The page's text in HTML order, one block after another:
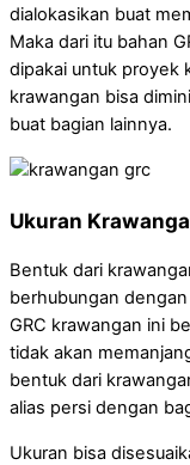
dialokasikan buat
Maka dari itu bahan
dipakai untuk proyek
krawangan bisa
buat bagian lainnya.
Ukuran
Bentuk dari
berhubungan
GRC krawangan ini
tidak akan
bentuk dari
alias persi dengan
Ukuran bisa